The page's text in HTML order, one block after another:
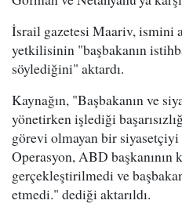
İsrail gazetesi Maariv, ismini
yetkilisinin "başbakanın
söylediğini" aktardı.
Kaynağın, "Başbakanın ve
yönetirken işlediği
görevi olmayan bir siyasetçiyi
Operasyon, ABD başkanının
gerçekleştirilmedi ve
etmedi." dediği aktarıldı.